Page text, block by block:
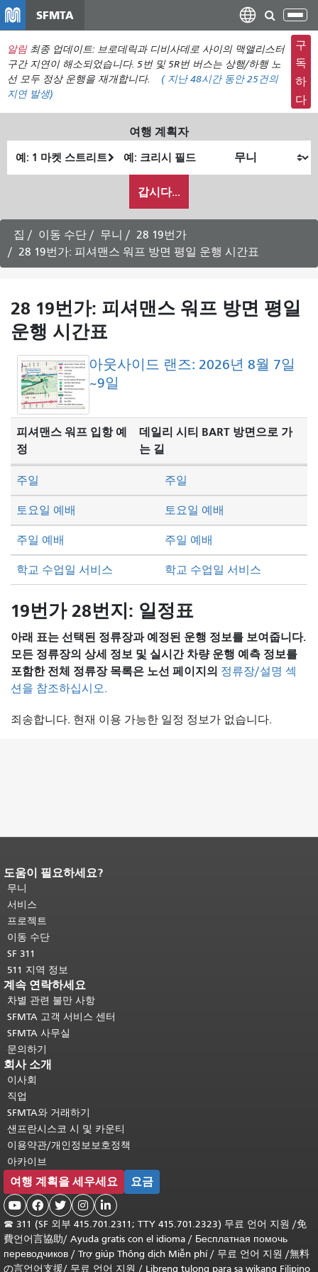
컨
텐
츠
건
너
기
SFMTA
탐
색
메
뉴
전
환
알림 최종 업데이트: 브로데릭과 디비사데로 사이의 맥앨리스터
구간 지연이 해소되었습니다. 5번 및 5R번 버스는 상행/하행 노
선 모두 정상 운행을 재개합니다.
( 지난 48시간 동안25건의
지연 발생)
구
독
하
다
여행 계획자
가
여
행
하
고
은
방
갑시다...
집 이동 수단 무니
28 19번가
28 19번가: 피셔맨스 워프 방면 평일 운행 시간표
28 19번가: 피셔맨스 워프 방면 평일
운행 시간표
아웃사이드 랜즈: 2026년 8월 7일
~9일
피셔맨스 워프 입항 예
정
데일리 시티 BART 방면으로 가
는 길
토요일 예배 토요일 예배
주일 예배 주일 예배
주일 주일
학교 수업일 서비스 학교 수업일 서비스
19번가 28번지: 일정표
아래 표는 선택된 정류장과 예정된 운행 정보를 보여줍니다.
모든 정류장의 상세 정보 및 실시간 차량 운행 예측 정보를
포함한 전체 정류장 목록은 노선 페이지의 정류장/설명 섹
션을 참조하십시오.
죄송합니다. 현재 이용 가능한 일정 정보가 없습니다.
페이지 내용 끝입니다.이 페이지의 나
머지 내용은 모든 페이지에 반복됩니
다.메인 콘텐츠 상단으로 돌아가려면
여기를 클릭하십시오
도움이 필요하세요?
무니
서비스
프로젝트
이동 수단
SF 311
511 지역 정보
계속 연락하세요
차별 관련 불만 사항
SFMTA 고객 서비스 센터
SFMTA 사무실
문의하기
회사 소개
이사회
직업
SFMTA와 거래하기
샌프란시스코 시 및 카운티
이용약관/개인정보보호정책
아카이브
여행 계획을 세우세요 요금
    
☎ 311 (SF 외부 415.701.2311; TTY 415.701.2323) 무료 언어 지원 /免
費언어言協助/ Ayuda gratis con el idioma / Бесплатная помочь
переводчиков / Trợ giúp Thông dịch Miễn phí/ 무료 언어 지원 /無料
の言언어支援/ 무료 언어 지원 / Libreng tulong para sa wikang Filipino